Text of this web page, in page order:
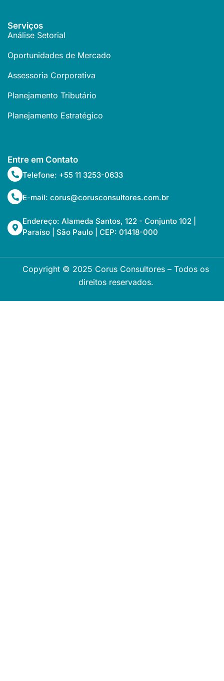
Serviços
Análise Setorial
Oportunidades de Mercado
Assessoria Corporativa
Planejamento Tributário
Planejamento Estratégico
Entre em Contato
Telefone: +55 11 3253-0633
E-mail: corus@corusconsultores.com.br
Endereço: Alameda Santos, 122 - Conjunto 102 |
Paraíso | São Paulo | CEP: 01418-000
Copyright © 2025 Corus Consultores – Todos os
direitos reservados.